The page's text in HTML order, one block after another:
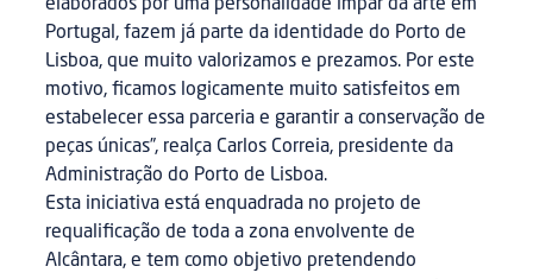
elaborados por uma personalidade ímpar da arte em
Portugal, fazem já parte da identidade do Porto de
Lisboa, que muito valorizamos e prezamos. Por este
motivo, ficamos logicamente muito satisfeitos em
estabelecer essa parceria e garantir a conservação de
peças únicas”, realça Carlos Correia, presidente da
Administração do Porto de Lisboa.
Esta iniciativa está enquadrada no projeto de
requalificação de toda a zona envolvente de
Alcântara, e tem como objetivo pretendendo